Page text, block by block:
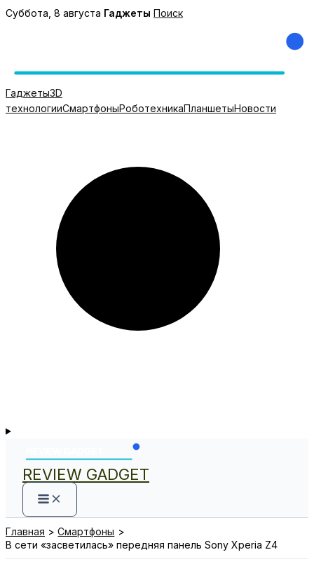
Перейти
Суббота, 8 августа Гаджеты Поиск
Гаджеты3D
технологииСмартфоныРоботехникаПланшетыНовости
REVIEW GADGET
Главная
Смартфоны
В сети «засветилась» передняя панель Sony Xperia Z4